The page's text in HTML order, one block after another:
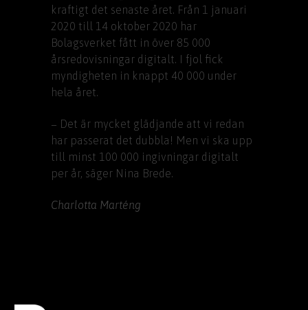
kraftigt det senaste året. Från 1 januari
2020 till 14 oktober 2020 har
Bolagsverket fått in över 85 000
årsredovisningar digitalt. I fjol fick
myndigheten in knappt 40 000 under
hela året.
− Det är mycket glädjande att vi redan
har passerat det dubbla! Men vi ska upp
till minst 100 000 ingivningar digitalt
per år, säger Nina Brede.
Charlotta Marténg